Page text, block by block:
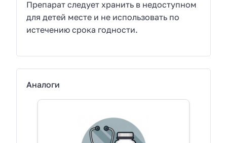
Препарат следует хранить в недоступном
для детей месте и не использовать по
истечению срока годности.
Аналоги